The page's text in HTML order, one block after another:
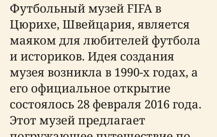
Футбольный музей FIFA в
Цюрихе, Швейцария, является
маяком для любителей футбола
и историков. Идея создания
музея возникла в 1990-х годах, а
его официальное открытие
состоялось 28 февраля 2016 года.
Этот музей предлагает